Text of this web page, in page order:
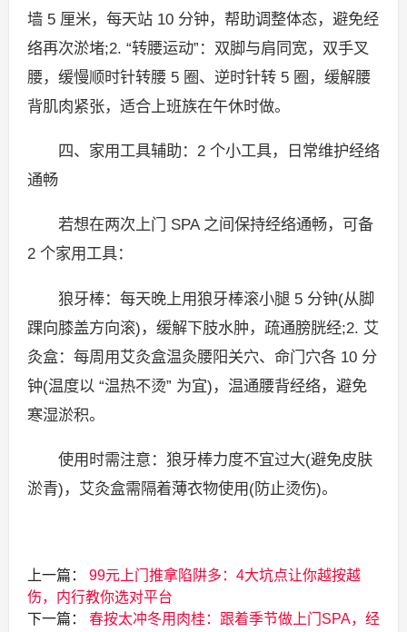
墙 5 厘米，每天站 10 分钟，帮助调整体态，避免经
络再次淤堵;2. “转腰运动”：双脚与肩同宽，双手叉
腰，缓慢顺时针转腰 5 圈、逆时针转 5 圈，缓解腰
背肌肉紧张，适合上班族在午休时做。
四、家用工具辅助：2 个小工具，日常维护经络
通畅
若想在两次上门 SPA 之间保持经络通畅，可备
2 个家用工具：
狼牙棒：每天晚上用狼牙棒滚小腿 5 分钟(从脚
踝向膝盖方向滚)，缓解下肢水肿，疏通膀胱经;2. 艾
灸盒：每周用艾灸盒温灸腰阳关穴、命门穴各 10 分
钟(温度以 “温热不烫” 为宜)，温通腰背经络，避免
寒湿淤积。
使用时需注意：狼牙棒力度不宜过大(避免皮肤
淤青)，艾灸盒需隔着薄衣物使用(防止烫伤)。
上一篇：
99元上门推拿陷阱多：4大坑点让你越按越
伤，内行教你选对平台
下一篇：
春按太冲冬用肉桂：跟着季节做上门SPA，经